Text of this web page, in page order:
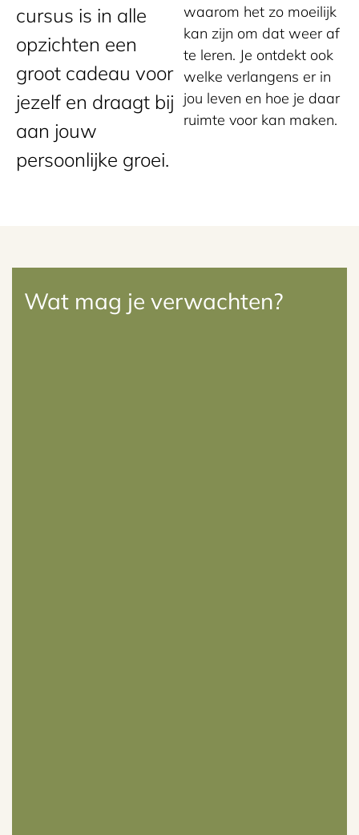
cursus is in alle
opzichten een
groot cadeau voor
jezelf en draagt bij
aan jouw
persoonlijke groei.
waarom het zo moeilijk
kan zijn om dat weer af
te leren. Je ontdekt ook
welke verlangens er in
jou leven en hoe je daar
ruimte voor kan maken.
Wat mag je verwachten?